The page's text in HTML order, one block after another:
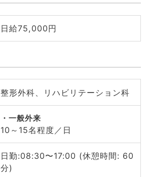
日給75,000円
整形外科、リハビリテーション科
一般外来
10～15名程度／日
日勤:08:30〜17:00 (休憩時間: 60
分)